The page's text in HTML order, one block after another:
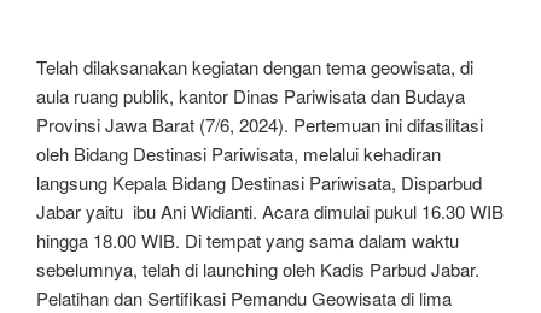
Telah dilaksanakan kegiatan dengan tema geowisata, di
aula ruang publik, kantor Dinas Pariwisata dan Budaya
Provinsi Jawa Barat (7/6, 2024). Pertemuan ini difasilitasi
oleh Bidang Destinasi Pariwisata, melalui kehadiran
langsung Kepala Bidang Destinasi Pariwisata, Disparbud
Jabar yaitu ibu Ani Widianti. Acara dimulai pukul 16.30 WIB
hingga 18.00 WIB. Di tempat yang sama dalam waktu
sebelumnya, telah di launching oleh Kadis Parbud Jabar.
Pelatihan dan Sertifikasi Pemandu Geowisata di lima